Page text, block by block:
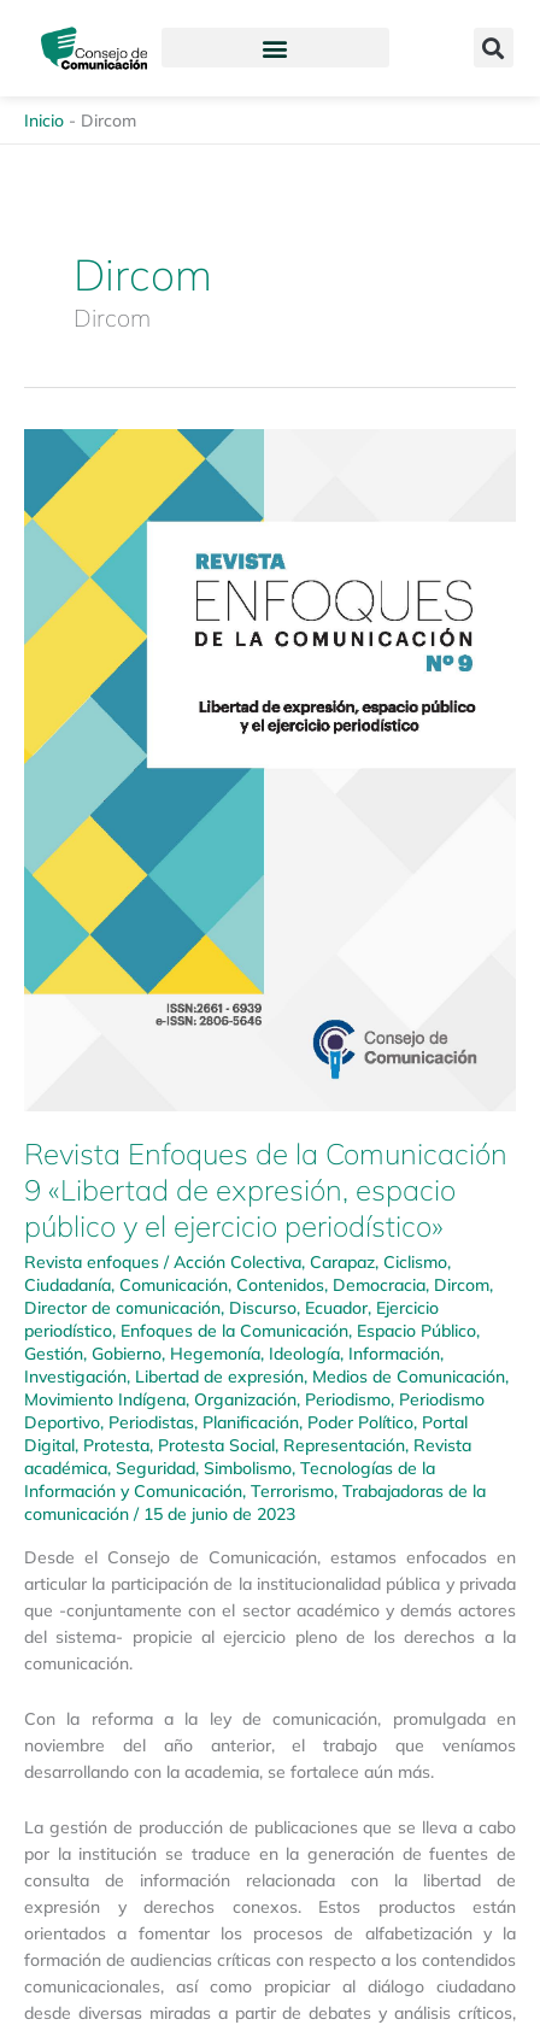
contenido
Inicio - Dircom
Dircom
Dircom
Revista Enfoques de la Comunicación
9 «Libertad de expresión, espacio
público y el ejercicio periodístico»
Revista enfoques /Acción Colectiva, Carapaz, Ciclismo,
Ciudadanía, Comunicación, Contenidos, Democracia, Dircom,
Director de comunicación, Discurso, Ecuador, Ejercicio
periodístico, Enfoques de la Comunicación, Espacio Público,
Gestión, Gobierno, Hegemonía, Ideología, Información,
Investigación, Libertad de expresión, Medios de Comunicación,
Movimiento Indígena, Organización, Periodismo, Periodismo
Deportivo, Periodistas, Planificación, Poder Político, Portal
Digital, Protesta, Protesta Social, Representación, Revista
académica, Seguridad, Simbolismo, Tecnologías de la
Información y Comunicación, Terrorismo, Trabajadoras de la
comunicación / 15 de junio de 2023
Desde el Consejo de Comunicación, estamos enfocados en
articular la participación de la institucionalidad pública y privada
que -conjuntamente con el sector académico y demás actores
del sistema- propicie al ejercicio pleno de los derechos a la
comunicación.
Con la reforma a la ley de comunicación, promulgada en
noviembre del año anterior, el trabajo que veníamos
desarrollando con la academia, se fortalece aún más.
La gestión de producción de publicaciones que se lleva a cabo
por la institución se traduce en la generación de fuentes de
consulta de información relacionada con la libertad de
expresión y derechos conexos. Estos productos están
orientados a fomentar los procesos de alfabetización y la
formación de audiencias críticas con respecto a los contendidos
comunicacionales, así como propiciar al diálogo ciudadano
desde diversas miradas a partir de debates y análisis críticos,
Revista
Enfoques
la
Comunicación
«Libertad
de
público
el
periodístico»